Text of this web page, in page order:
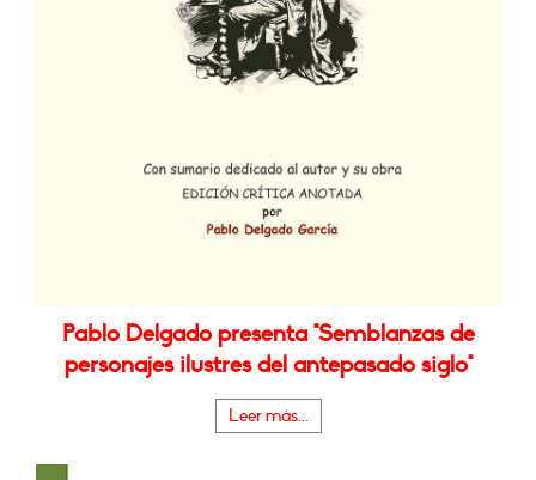
Pablo Delgado presenta "Semblanzas de
personajes ilustres del antepasado siglo"
Leer más...